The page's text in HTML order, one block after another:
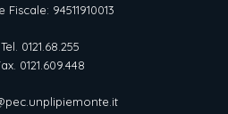
Fiscale: 94511910013
Tel. 0121.68.255
0121.609.448